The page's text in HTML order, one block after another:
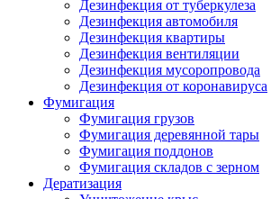
Дезинфекция от туберкулеза
Дезинфекция автомобиля
Дезинфекция квартиры
Дезинфекция вентиляции
Дезинфекция мусоропровода
Дезинфекция от коронавируса
Фумигация
Фумигация грузов
Фумигация деревянной тары
Фумигация поддонов
Фумигация складов с зерном
Дератизация